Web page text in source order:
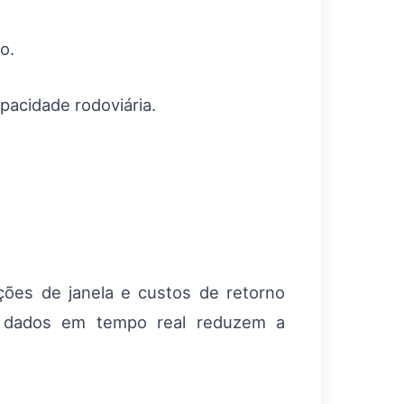
rodoviária.
de janela e custos de retorno
em tempo real reduzem a